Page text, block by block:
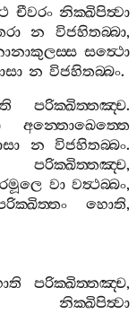
චීවරං නික‍්ඛිපිත්‍වා
න විජහිතබ‍්බා,
සත්‍ථො
න විජහිතබ‍්බං.
පරික‍්ඛිත‍්තඤ‍්ච.
අන‍්තොඛෙත‍්තෙ
න විජහිතබ‍්බං.
පරික‍්ඛිත‍්තඤ‍්ච,
වා වත්‍ථබ‍්බං,
හොති,
පරික‍්ඛිත‍්තඤ‍්ච,
නික‍්ඛිපිත්‍වා